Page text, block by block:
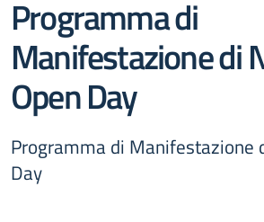
Programma di
Manifestazione di
Open Day
Programma di Manifestazione
Day